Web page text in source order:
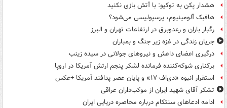
هشدار پکن به توکیو: با آتش بازی نکنید
هافبک آلومینیوم، پرسپولیسی می‌شود؟
رگبار باران و رعدوبرق در ارتفاعات تهران و البرز
جریان زندگی در غزه زیر جنگ و بمباران
درگیری اعضای داعش و نیروهای جولانی در سیده زینب
برکناری شوکه‌کننده فرمانده لشکر پنجم ارتش آمریکا در اروپا
استقرار انبوه «دی‌اف‑۱۷» و پایان عصر پدافند آمریکا +عکس
تشکر آقای شهید ایران از موکب‌داران عراقی
ادامه ادعاهای سنتکام درباره محاصره دریایی ایران